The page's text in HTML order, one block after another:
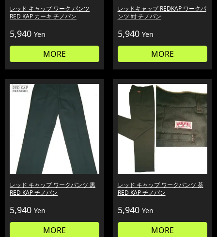
レッド キャップ ワーク パンツ
RED KAP カーキ チノパン
5,940 Yen
MORE
レッドキャップ REDKAP ワークパ
ンツ 紺 チノパン
5,940 Yen
MORE
レッド キャップ ワークパンツ 黒
RED KAP チノパン
5,940 Yen
MORE
レッド キャップ ワークパンツ 茶
RED KAP チノパン
5,940 Yen
MORE